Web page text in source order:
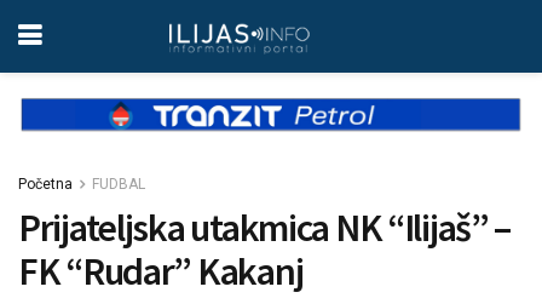
Početna FUDBAL
Prijateljska utakmica NK “Ilijaš” –
FK “Rudar” Kakanj